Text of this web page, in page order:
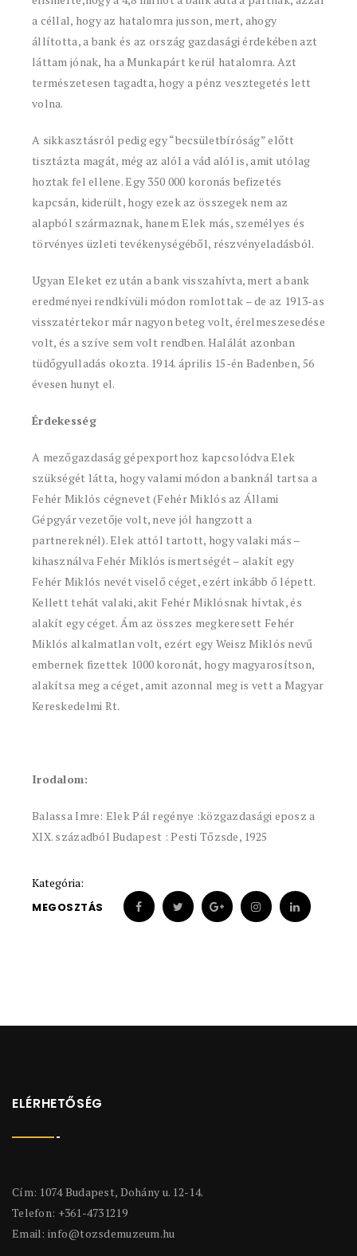
a céllal, hogy az hatalomra jusson, mert, ahogy
állította, a bank és az ország gazdasági érdekében azt
láttam jónak, ha a Munkapárt kerül hatalomra. Azt
természetesen tagadta, hogy a pénz vesztegetés lett
volna.
A sikkasztásról pedig egy “becsületbíróság” előtt
tisztázta magát, még az alól a vád alól is, amit utólag
hoztak fel ellene. Egy 350 000 koronás befizetés
kapcsán, kiderült, hogy ezek az összegek nem az
alapból származnak, hanem Elek más, személyes és
törvényes üzleti tevékenységéből, részvényeladásból.
Ugyan Eleket ez után a bank visszahívta, mert a bank
eredményei rendkívüli módon romlottak – de az 1913-as
visszatértekor már nagyon beteg volt, érelmeszesedése
volt, és a szíve sem volt rendben. Halálát azonban
tüdőgyulladás okozta. 1914. április 15-én Badenben, 56
évesen hunyt el.
Érdekesség
A mezőgazdaság gépexporthoz kapcsolódva Elek
szükségét látta, hogy valami módon a banknál tartsa a
Fehér Miklós cégnevet (Fehér Miklós az Állami
Gépgyár vezetője volt, neve jól hangzott a
partnereknél). Elek attól tartott, hogy valaki más –
kihasználva Fehér Miklós ismertségét – alakít egy
Fehér Miklós nevét viselő céget, ezért inkább ő lépett.
Kellett tehát valaki, akit Fehér Miklósnak hívtak, és
alakít egy céget. Ám az összes megkeresett Fehér
Miklós alkalmatlan volt, ezért egy Weisz Miklós nevű
embernek fizettek 1000 koronát, hogy magyarosítson,
alakítsa meg a céget, amit azonnal meg is vett a Magyar
Kereskedelmi Rt.
Irodalom:
Balassa Imre: Elek Pál regénye :közgazdasági eposz a
XIX. századból Budapest : Pesti Tőzsde, 1925
Kategória:
MEGOSZTÁS
ELÉRHETŐSÉG
Cím: 1074 Budapest, Dohány u. 12-14.
Telefon: +361-4731219
Email: info@tozsdemuzeum.hu